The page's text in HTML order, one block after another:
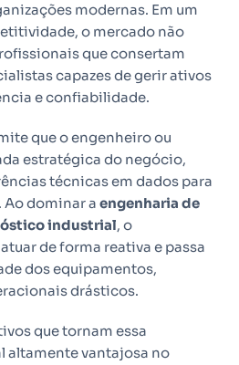
modernas. Em um
o mercado não
que consertam
capazes de gerir ativos
e confiabilidade.
que o engenheiro ou
estratégica do negócio,
técnicas em dados para
Ao dominar a engenharia de
industrial, o
de forma reativa e passa
dos equipamentos,
drásticos.
que tornam essa
vantajosa no